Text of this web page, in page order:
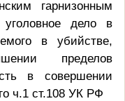
гарнизонным
дело в
в убийстве,
пределов
в совершении
ч.1 ст.108 УК РФ